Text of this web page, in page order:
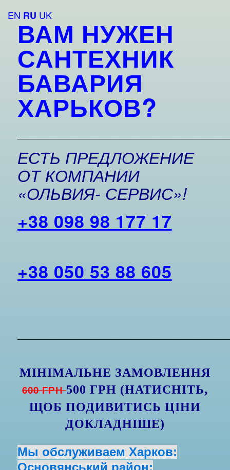
ВАМ НУЖЕН
САНТЕХНИК
БАВАРИЯ
ХАРЬКОВ?
ЕСТЬ ПРЕДЛОЖЕНИЕ
ОТ КОМПАНИИ
«ОЛЬВИЯ- СЕРВИС»!
+38 098 98 177 17
+38 050 53 88 605
МІНІМАЛЬНЕ ЗАМОВЛЕННЯ
600 ГРН500 ГРН (НАТИСНІТЬ,
ЩОБ ПОДИВИТИСЬ ЦІНИ
ДОКЛАДНІШЕ)
Мы обслуживаем Харков:
EN RU UK